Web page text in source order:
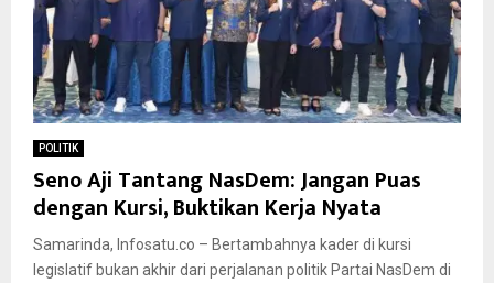
POLITIK
Seno Aji Tantang NasDem: Jangan Puas
dengan Kursi, Buktikan Kerja Nyata
Samarinda, Infosatu.co – Bertambahnya kader di kursi
legislatif bukan akhir dari perjalanan politik Partai NasDem di